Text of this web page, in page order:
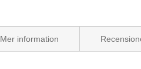
Mer information